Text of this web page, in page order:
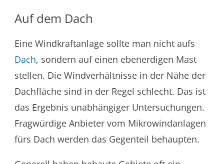
Auf dem Dach
Eine Windkraftanlage sollte man nicht aufs
Dach, sondern auf einen ebenerdigen Mast
stellen. Die Windverhältnisse in der Nähe der
Dachfläche sind in der Regel schlecht. Das ist
das Ergebnis unabhängiger Untersuchungen.
Fragwürdige Anbieter vom Mikrowindanlagen
fürs Dach werden das Gegenteil behaupten.